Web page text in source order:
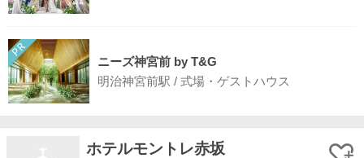
ニーズ神宮前 by T&G
明治神宮前駅 / 式場・ゲストハウス
ホテルモントレ赤坂